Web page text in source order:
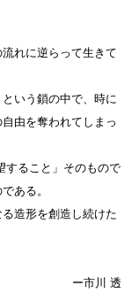
れに逆らって生きて
いう鎖の中で、時に
由を奪われてしまっ
すること」そのもので
ある。
造形を創造し続けた
ー市川 透